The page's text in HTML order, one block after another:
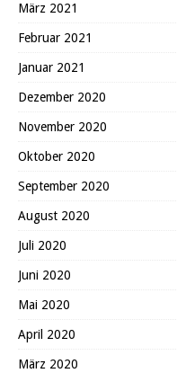
März 2021
Februar 2021
Januar 2021
Dezember 2020
November 2020
Oktober 2020
September 2020
August 2020
Juli 2020
Juni 2020
Mai 2020
April 2020
März 2020